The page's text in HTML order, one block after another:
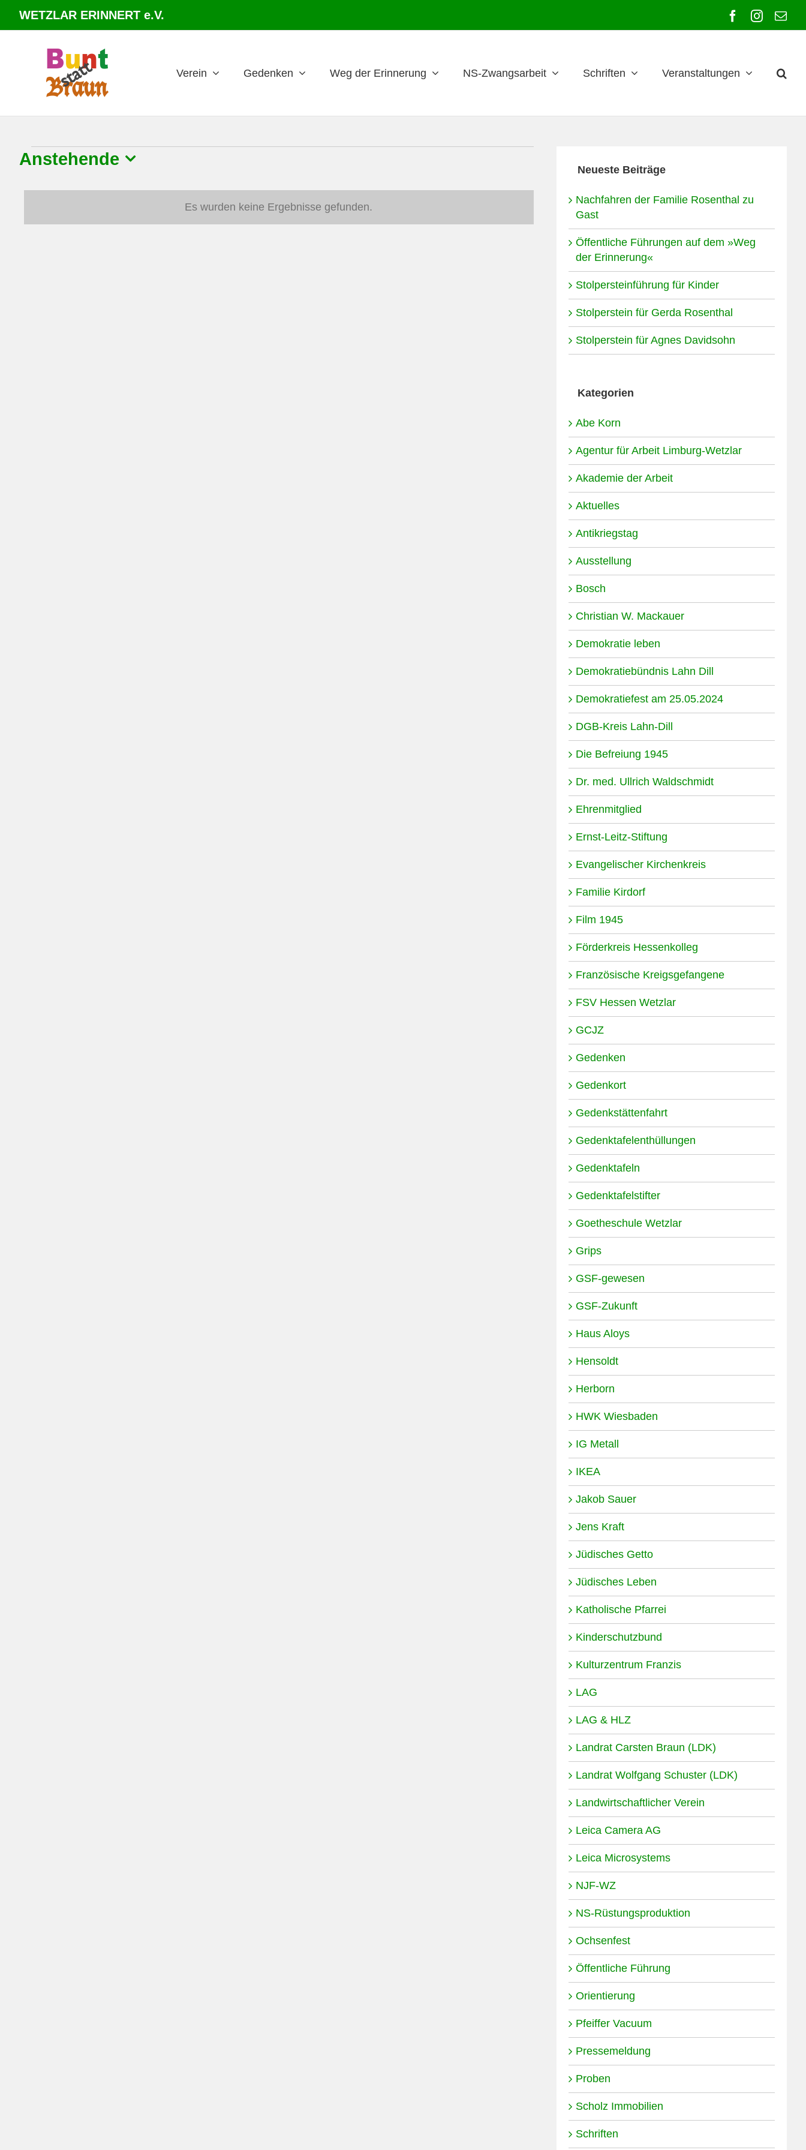
InhaltWETZLAR ERINNERT e.V. FacebookE-
Verein Gedenken Weg der Erinnerung NS-Zwangsarbeit Schriften Veranstaltungen
Veranstaltungen
Hinweis
Es wurden keine Ergebnisse gefunden.
Anstehende
wählen.
Neueste Beiträge
Nachfahren der Familie Rosenthal zu
Gast
Öffentliche Führungen auf dem »Weg
der Erinnerung«
Stolpersteinführung für Kinder
Stolperstein für Gerda Rosenthal
Stolperstein für Agnes Davidsohn
Kategorien
Abe Korn
Agentur für Arbeit Limburg-Wetzlar
Akademie der Arbeit
Aktuelles
Antikriegstag
Ausstellung
Bosch
Christian W. Mackauer
Demokratie leben
Demokratiebündnis Lahn Dill
Demokratiefest am 25.05.2024
DGB-Kreis Lahn-Dill
Die Befreiung 1945
Dr. med. Ullrich Waldschmidt
Ehrenmitglied
Ernst-Leitz-Stiftung
Evangelischer Kirchenkreis
Familie Kirdorf
Film 1945
Förderkreis Hessenkolleg
Französische Kreigsgefangene
FSV Hessen Wetzlar
GCJZ
Gedenken
Gedenkort
Gedenkstättenfahrt
Gedenktafelenthüllungen
Gedenktafeln
Gedenktafelstifter
Goetheschule Wetzlar
Grips
GSF-gewesen
GSF-Zukunft
Haus Aloys
Hensoldt
Herborn
HWK Wiesbaden
IG Metall
IKEA
Jakob Sauer
Jens Kraft
Jüdisches Getto
Jüdisches Leben
Katholische Pfarrei
Kinderschutzbund
Kulturzentrum Franzis
LAG
LAG & HLZ
Landrat Carsten Braun (LDK)
Landrat Wolfgang Schuster (LDK)
Landwirtschaftlicher Verein
Leica Camera AG
Leica Microsystems
NJF-WZ
NS-Rüstungsproduktion
Ochsenfest
Öffentliche Führung
Orientierung
Pfeiffer Vacuum
Pressemeldung
Proben
Scholz Immobilien
Schriften